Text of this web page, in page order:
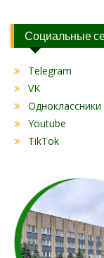
Социальные
Telegram
VK
Одноклассники
Youtube
TikTok